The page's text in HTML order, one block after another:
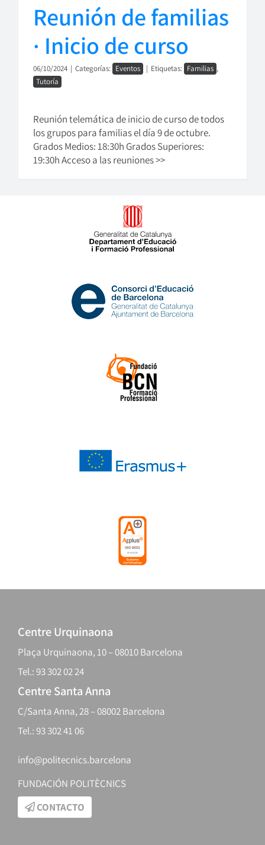
Reunión de familias
· Inicio de curso
06/10/2024 | Categorías: Eventos | Etiquetas: Familias ,
Tutoría
Reunión telemática de inicio de curso de todos
los grupos para familias el día 9 de octubre.
Grados Medios: 18:30h Grados Superiores:
19:30h Acceso a las reuniones >>
Centre Urquinaona
Plaça Urquinaona, 10 – 08010 Barcelona
Tel.: 93 302 02 24
Centre Santa Anna
C/Santa Anna, 28 – 08002 Barcelona
Tel.: 93 302 41 06
info@politecnics.barcelona
FUNDACIÓN POLITÈCNICS
CONTACTO